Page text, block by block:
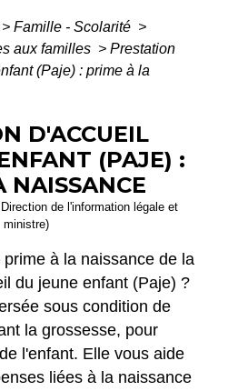
> Famille - Scolarité >
aux familles > Prestation
(Paje) : prime à la
D'ACCUEIL
(PAJE) :
NAISSANCE
de l'information légale et
ministre)
à la naissance de la
du jeune enfant (Paje) ?
sous condition de
la grossesse, pour
l'enfant. Elle vous aide
liées à la naissance